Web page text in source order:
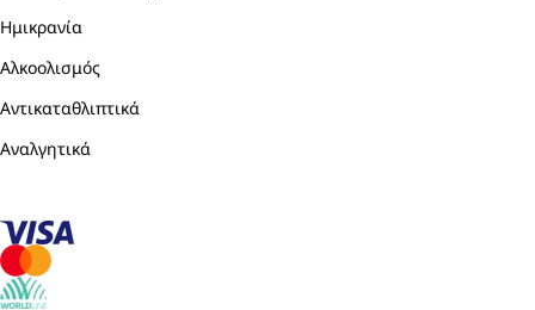
Ημικρανία
Αλκοολισμός
Αντικαταθλιπτικά
Αναλγητικά